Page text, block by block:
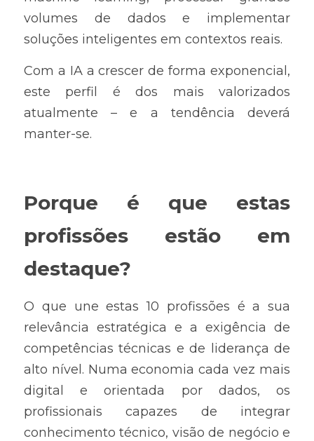
volumes de dados e implementar
soluções inteligentes em contextos reais.
Com a IA a crescer de forma exponencial,
este perfil é dos mais valorizados
atualmente – e a tendência deverá
manter-se.
Porque é que estas
profissões estão em
destaque?
O que une estas 10 profissões é a sua
relevância estratégica e a exigência de
competências técnicas e de liderança de
alto nível. Numa economia cada vez mais
digital e orientada por dados, os
profissionais capazes de integrar
conhecimento técnico, visão de negócio e